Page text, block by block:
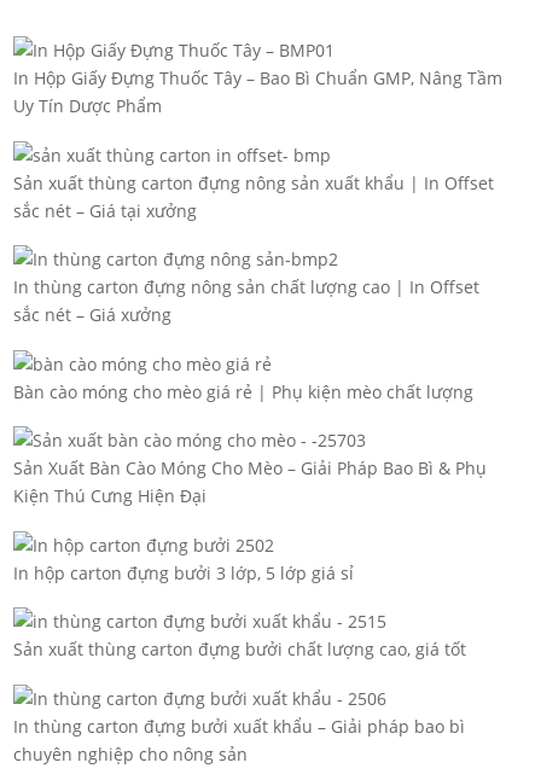
In Hộp Giấy Đựng Thuốc Tây – Bao Bì Chuẩn GMP, Nâng Tầm
Uy Tín Dược Phẩm
Sản xuất thùng carton đựng nông sản xuất khẩu | In Offset
sắc nét – Giá tại xưởng
In thùng carton đựng nông sản chất lượng cao | In Offset
sắc nét – Giá xưởng
Bàn cào móng cho mèo giá rẻ | Phụ kiện mèo chất lượng
Sản Xuất Bàn Cào Móng Cho Mèo – Giải Pháp Bao Bì & Phụ
Kiện Thú Cưng Hiện Đại
In hộp carton đựng bưởi 3 lớp, 5 lớp giá sỉ
Sản xuất thùng carton đựng bưởi chất lượng cao, giá tốt
In thùng carton đựng bưởi xuất khẩu – Giải pháp bao bì
chuyên nghiệp cho nông sản